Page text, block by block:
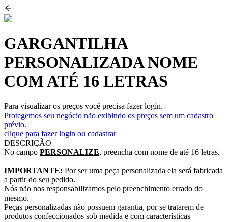
GARGANTILHA
PERSONALIZADA NOME
COM ATÉ 16 LETRAS
Para visualizar os preços você precisa fazer login.
Protegemos seu negócio não exibindo os preços sem um cadastro
prévio.
clique para fazer login ou cadastrar
DESCRIÇÃO
No campo PERSONALIZE, preencha com nome de até 16 letras.
IMPORTANTE: Por ser uma peça personalizada ela será fabricada
a partir do seu pedido.
Nós não nos responsabilizamos pelo preenchimento errado do
mesmo.
Peças personalizadas não possuem garantia, por se tratarem de
produtos confeccionados sob medida e com características